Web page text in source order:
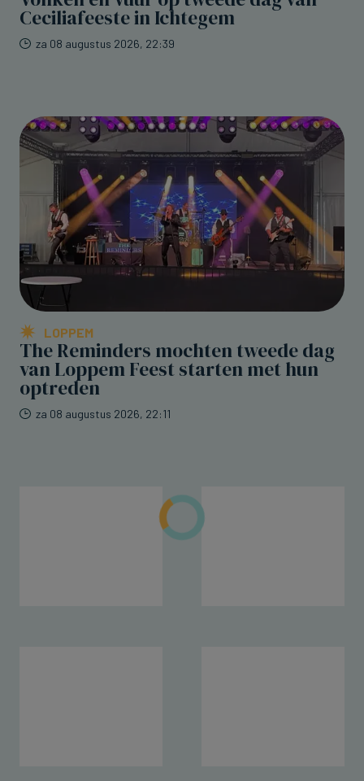
Ceciliafeeste in Ichtegem
za 08 augustus 2026, 22:39
LOPPEM
The Reminders mochten tweede dag
van Loppem Feest starten met hun
optreden
za 08 augustus 2026, 22:11